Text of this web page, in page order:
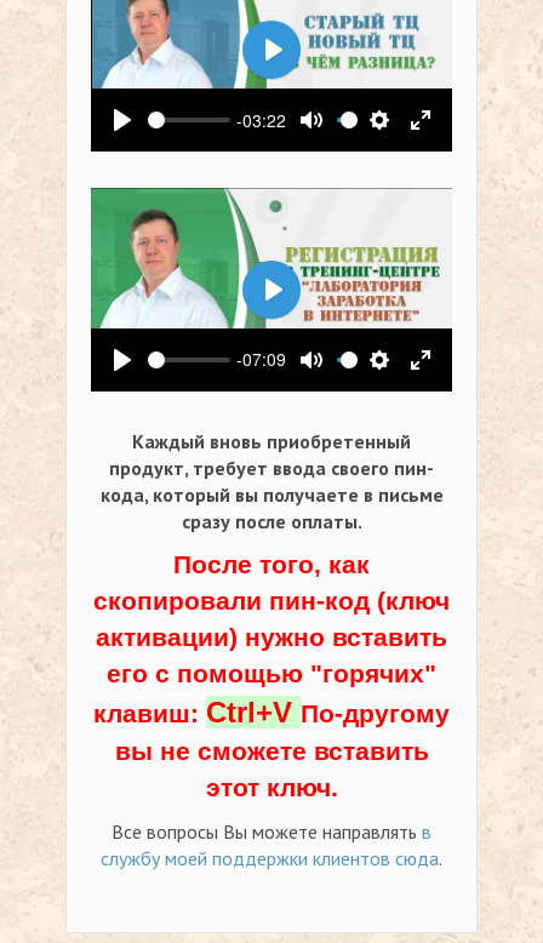
Воспроизвести
-03:22
Выключить звук
Настройки
На весь
Воспроизвести
Воспроизвести
-07:09
Выключить звук
Настройки
На весь
Воспроизвести
Каждый вновь приобретенный
продукт, требует ввода своего пин-
кода, который вы получаете в письме
сразу после оплаты.
После того, как
скопировали пин-код (ключ
активации) нужно вставить
его с помощью "горячих"
клавиш: Ctrl+V По-другому
вы не сможете вставить
этот ключ.
Все вопросы Вы можете направлять в
службу моей поддержки клиентов сюда.